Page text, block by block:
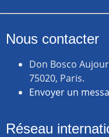
Nous contacter
Don Bosco
75020, Paris.
Envoyer un
Réseau